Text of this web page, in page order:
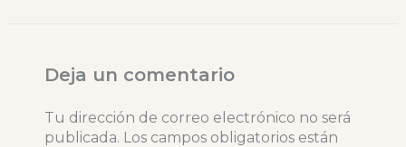
Deja un comentario
Tu dirección de correo electrónico no será
publicada. Los campos obligatorios están